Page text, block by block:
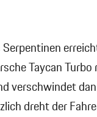
Taycan Turbo
verschwindet
dreht der